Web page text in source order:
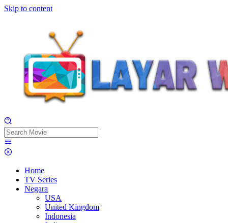
Skip to content
Home
TV Series
Negara
USA
United Kingdom
Indonesia